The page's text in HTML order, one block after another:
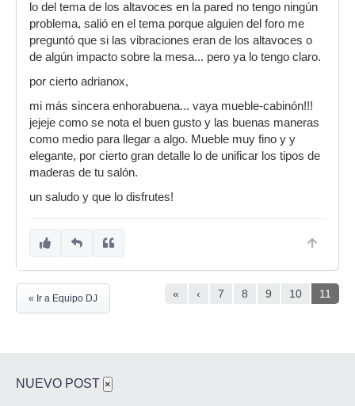
lo del tema de los altavoces en la pared no tengo ningún
problema, salió en el tema porque alguien del foro me
preguntó que si las vibraciones eran de los altavoces o
de algún impacto sobre la mesa... pero ya lo tengo claro.
por cierto adrianox,
mi más sincera enhorabuena... vaya mueble-cabinón!!!
jejeje como se nota el buen gusto y las buenas maneras
como medio para llegar a algo. Mueble muy fino y y
elegante, por cierto gran detalle lo de unificar los tipos de
maderas de tu salón.
un saludo y que lo disfrutes!
« ‹ 7 8 9 10 11
« Ir a Equipo DJ
NUEVO POST ×